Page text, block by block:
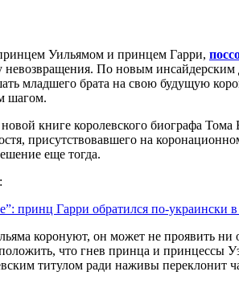
Уильямом и принцем Гарри,
невозвращения. По новым
младшего брата на свою будущую
шагом.
книге королевского биографа
присутствовавшего на
еще тогда.
принц Гарри обратился по-
что гнев принца и принцессы
титулом ради наживы переклонит